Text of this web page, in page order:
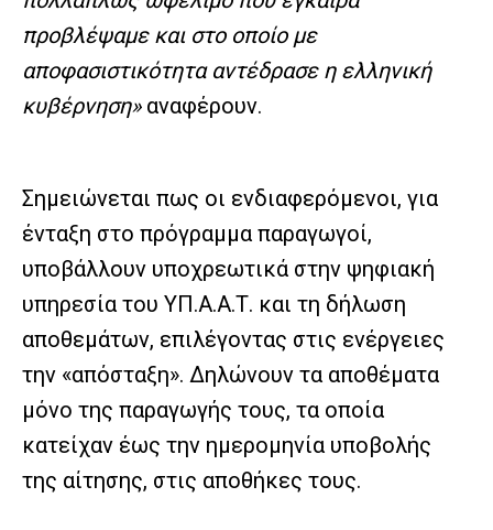
προβλέψαμε και στο οποίο με
αποφασιστικότητα αντέδρασε η ελληνική
κυβέρνηση»αναφέρουν.
Σημειώνεται πως οι ενδιαφερόμενοι, για
ένταξη στο πρόγραμμα παραγωγοί,
υποβάλλουν υποχρεωτικά στην ψηφιακή
υπηρεσία του ΥΠ.Α.Α.Τ. και τη δήλωση
αποθεμάτων, επιλέγοντας στις ενέργειες
την «απόσταξη». Δηλώνουν τα αποθέματα
μόνο της παραγωγής τους, τα οποία
κατείχαν έως την ημερομηνία υποβολής
της αίτησης, στις αποθήκες τους.